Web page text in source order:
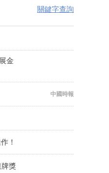
關鍵字查詢
金
中國時報
！
獎